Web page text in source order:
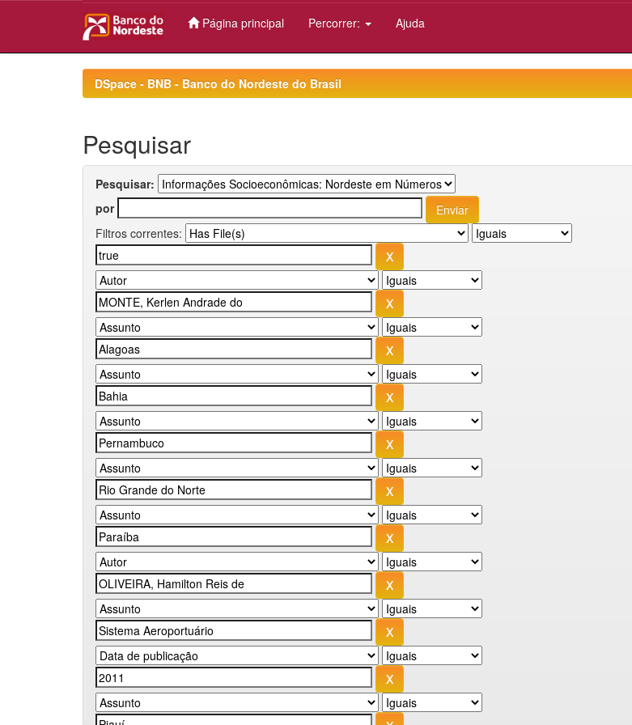
Página principal Percorrer: Ajuda
DSpace - BNB - Banco do Nordeste do Brasil
Pesquisar
Pesquisar:
por
Filtros correntes: